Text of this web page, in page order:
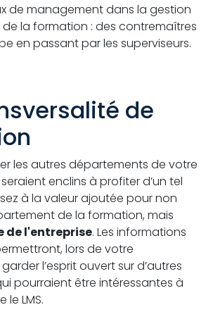
de management dans la gestion
la formation : des contremaîtres
en passant par les superviseurs.
de
les autres départements de votre
enclins à profiter d’un tel
à la valeur ajoutée pour non
de la formation, mais
de l'entreprise. Les informations
lors de votre
l’esprit ouvert sur d’autres
pourraient être intéressantes à
LMS.